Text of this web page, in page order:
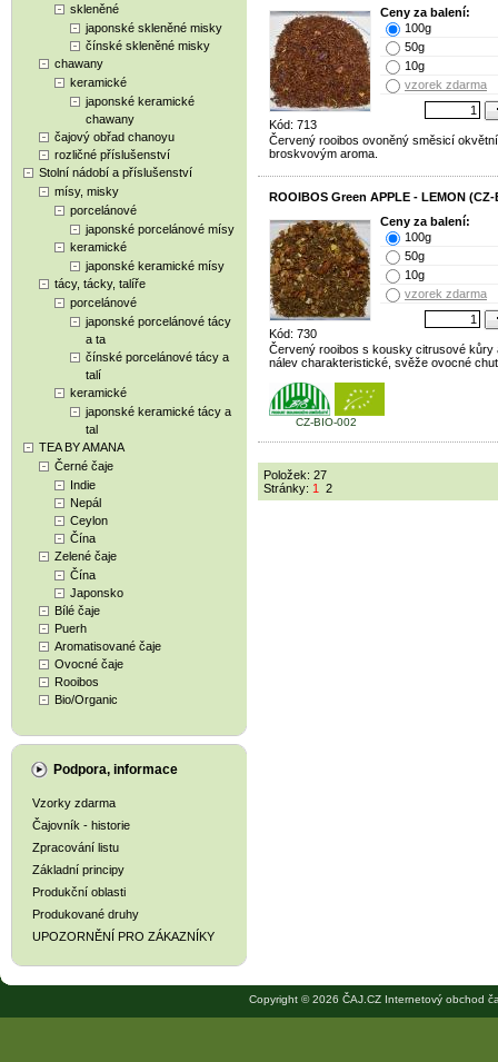
skleněné
japonské skleněné misky
čínské skleněné misky
chawany
keramické
japonské keramické
chawany
čajový obřad chanoyu
rozličné příslušenství
Stolní nádobí a příslušenství
mísy, misky
porcelánové
japonské porcelánové mísy
keramické
japonské keramické mísy
tácy, tácky, talíře
porcelánové
japonské porcelánové tácy
a ta
čínské porcelánové tácy a
talí
keramické
japonské keramické tácy a
tal
TEA BY AMANA
Černé čaje
Indie
Nepál
Ceylon
Čína
Zelené čaje
Čína
Japonsko
Bílé čaje
Puerh
Aromatisované čaje
Ovocné čaje
Rooibos
Bio/Organic
Podpora, informace
Vzorky zdarma
Čajovník - historie
Zpracování listu
Základní principy
Produkční oblasti
Produkované druhy
UPOZORNĚNÍ PRO ZÁKAZNÍKY
Kód: 713
Ceny za balení:
100g
50g
10g
vzorek zdarma
Červený rooibos ovoněný směsicí
broskvovým aroma.
ROOIBOS Green APPLE - LEMON (CZ-
Kód: 730
Ceny za balení:
100g
50g
10g
vzorek zdarma
Červený rooibos s kousky citrusové kůry
nálev charakteristické, svěže ovocné
CZ-BIO-002
Položek: 27
Stránky: 1 2
Copyright © 2026 ČAJ.CZ Internetový obchod